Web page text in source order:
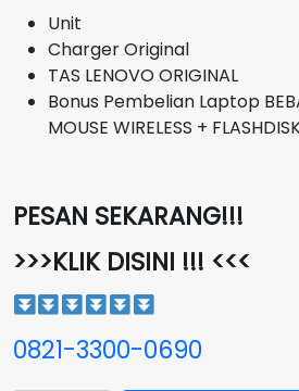
Unit
Charger Original
TAS LENOVO ORIGINAL
Bonus Pembelian Laptop
MOUSE WIRELESS +
PESAN SEKARANG!!!
>>>KLIK DISINI !!! <<<
0821-3300-0690